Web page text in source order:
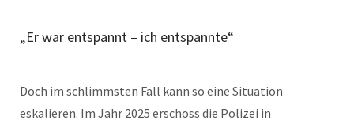
„Er war entspannt – ich entspannte“
Doch im schlimmsten Fall kann so eine Situation
eskalieren. Im Jahr 2025 erschoss die Polizei in